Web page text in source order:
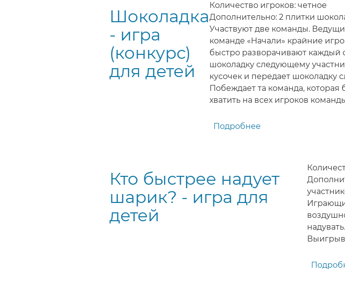
Шоколадка
- игра
(конкурс)
для детей
Количество игроков: четное
Дополнительно: 2 плитки
Участвуют две команды.
команде «Начали» крайние
быстро разворачивают каждый
шоколадку следующему
кусочек и передает шоколадку
Побеждает та команда,
хватить на всех игроков
Подробнее
(конкурс)
для
детей
Кто быстрее надует
шарик? - игра для
детей
надувать.